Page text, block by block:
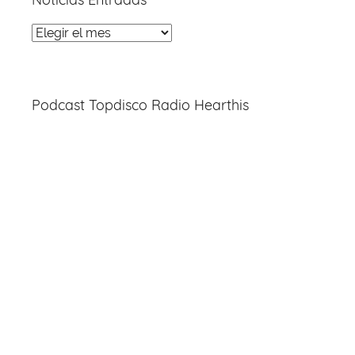
Noticias
Podcast Topdisco Radio Hearthis